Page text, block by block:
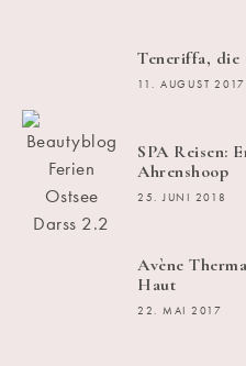
Teneriffa, die
11. AUGUST 2017
SPA Reisen:
Ahrenshoop
25. JUNI 2018
Avène
Haut
22. MAI 2017